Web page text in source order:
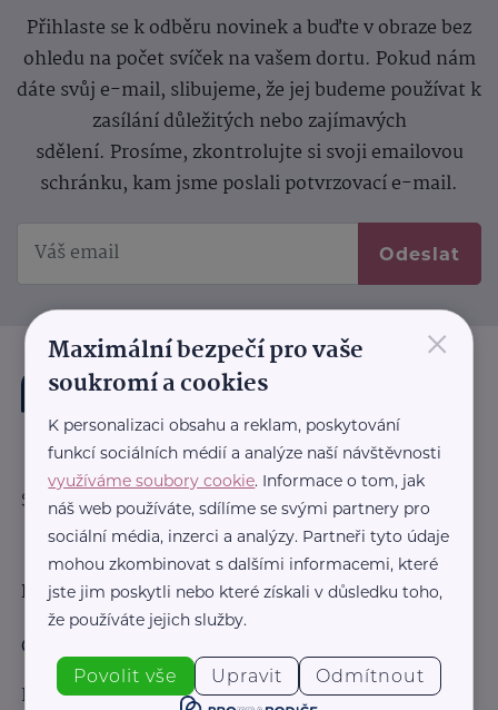
Přihlaste se k odběru novinek a buďte v obraze bez
ohledu na počet svíček na vašem dortu. Pokud nám
dáte svůj e-mail, slibujeme, že jej budeme používat k
zasílání důležitých nebo zajímavých
sdělení. Prosíme, zkontrolujte si svoji emailovou
schránku, kam jsme poslali potvrzovací e-mail.
Odeslat
Sledujte nás:
Důležité odkazy
Obchodní podmínky
Informace pro obchodní partnery
×
Maximální bezpečí pro vaše
soukromí a cookies
K personalizaci obsahu a reklam, poskytování
funkcí sociálních médií a analýze naší návštěvnosti
využíváme soubory cookie. Informace o tom, jak
náš web používáte, sdílíme se svými partnery pro
sociální média, inzerci a analýzy. Partneři tyto údaje
mohou zkombinovat s dalšími informacemi, které
jste jim poskytli nebo které získali v důsledku toho,
že používáte jejich služby.
Povolit vše Upravit Odmítnout